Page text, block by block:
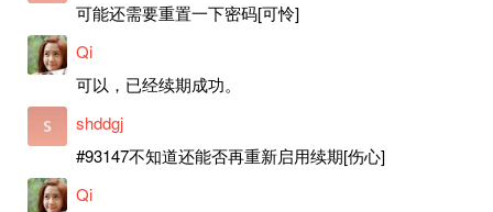
可能还需要重置一下密码[可怜]
Qi
可以，已经续期成功。
shddgj
#93147不知道还能否再重新启用续期[伤心]
Qi